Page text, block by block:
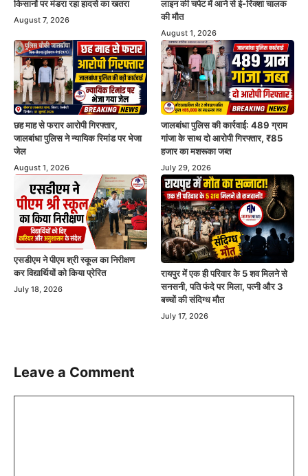
किसानों पर मंडरा रहा हादसे का खतरा
August 7, 2026
लाइन की चपेट में आने से ई-रिक्शा चालक
की मौत
August 1, 2026
छह माह से फरार आरोपी गिरफ्तार,
जालबांधा पुलिस ने न्यायिक रिमांड पर भेजा
जेल
August 1, 2026
जालबांधा पुलिस की कार्रवाई: 489 ग्राम
गांजा के साथ दो आरोपी गिरफ्तार, ₹85
हजार का मशरूका जब्त
July 29, 2026
एसडीएम ने पीएम श्री स्कूल का निरीक्षण
कर विद्यार्थियों को किया प्रेरित
July 18, 2026
रायपुर में एक ही परिवार के 5 शव मिलने से
सनसनी, पति फंदे पर मिला, पत्नी और 3
बच्चों की संदिग्ध मौत
July 17, 2026
Leave a Comment